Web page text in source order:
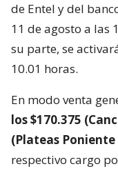
de Entel y del
11 de agosto a las
su parte, se
10.01 horas.
En modo venta
los $170.375
(Plateas
respectivo cargo